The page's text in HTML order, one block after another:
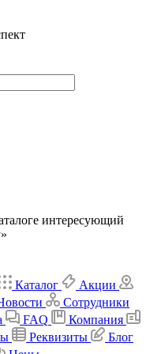
интересующий
Каталог
Акции
Сотрудники
FAQ
Компания
Реквизиты
Блог